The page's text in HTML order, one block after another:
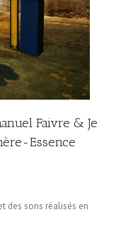
Faivre & Je
Essence
des sons réalisés en